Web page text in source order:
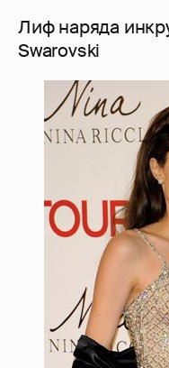
Лиф наряда
Swarovski